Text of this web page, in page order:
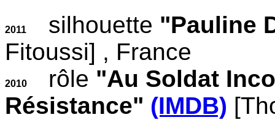
2011 silhouette "Pauline
Fitoussi] , France
2010 rôle "Au Soldat
Résistance" (IMDB)